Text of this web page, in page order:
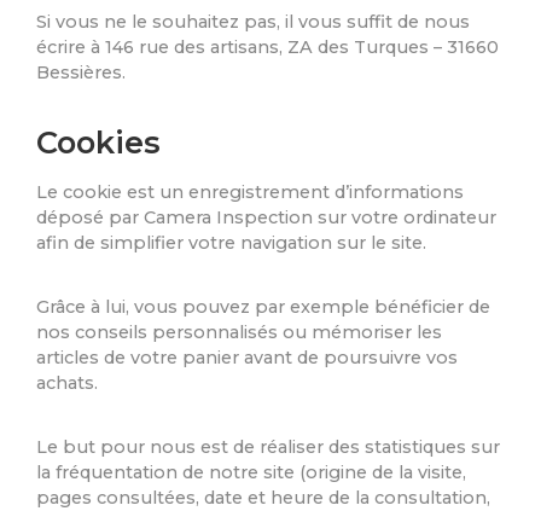
Si vous ne le souhaitez pas, il vous suffit de nous
écrire à 146 rue des artisans, ZA des Turques – 31660
Bessières.
Cookies
Le cookie est un enregistrement d’informations
déposé par Camera Inspection sur votre ordinateur
afin de simplifier votre navigation sur le site.
Grâce à lui, vous pouvez par exemple bénéficier de
nos conseils personnalisés ou mémoriser les
articles de votre panier avant de poursuivre vos
achats.
Le but pour nous est de réaliser des statistiques sur
la fréquentation de notre site (origine de la visite,
pages consultées, date et heure de la consultation,